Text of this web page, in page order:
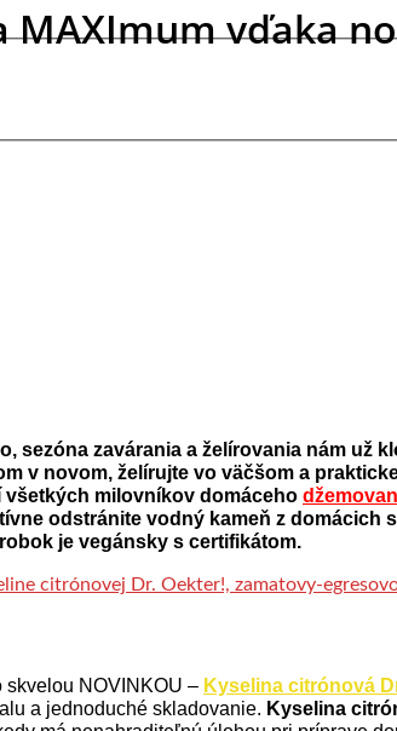
MAXImum vďaka
sezóna zavárania a želírovania nám už
v novom, želírujte vo väčšom a
všetkých milovníkov domáceho
odstránite vodný kameň z domácich
je vegánsky s certifikátom.
skvelou NOVINKOU – Kyselina citrónová
a jednoduché skladovanie. Kyselina